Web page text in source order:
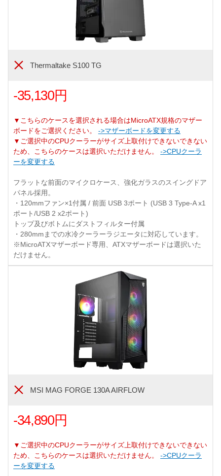
Thermaltake S100 TG
-35,130円
▼こちらのケースを選択される場合はMicroATX規格のマザー
ボードをご選択ください。 ->マザーボードを変更する
▼ご選択中のCPUクーラーがサイズ上取付けできないできない
ため、こちらのケースは選択いただけません。 ->CPUクーラ
ーを変更する
フラットな前面のマイクロケース、強化ガラスのスイングドア
パネル採用。
・120mmファン×1付属 / 前面 USB 3ポート (USB 3 Type-A x1
ポート/USB 2 x2ポート)
トップ及びボトムにダストフィルター付属
・280mmまでの水冷クーラーラジエータに対応しています。
※MicroATXマザーボード専用、ATXマザーボードは選択いた
だけません。
MSI MAG FORGE 130A AIRFLOW
-34,890円
▼ご選択中のCPUクーラーがサイズ上取付けできないできない
ため、こちらのケースは選択いただけません。 ->CPUクーラ
ーを変更する